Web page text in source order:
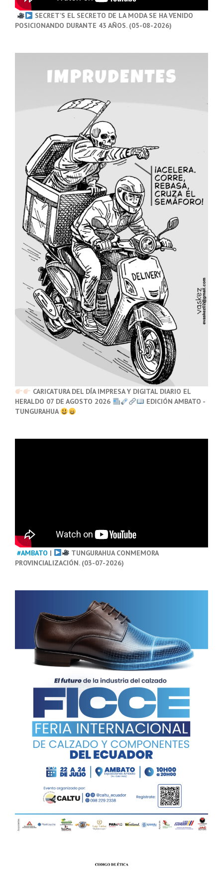
SECRET’S EL SECRETO DE LA MODA SE HA VENIDO
POSICIONANDO DURANTE 43 AÑOS. (05-08-2026)
CARICATURA DEL DÍA IMPRESA Y DIGITAL DIARIO EL
HERALDO 07 DE AGOSTO 2026
EDICIÓN AMBATO -
TUNGURAHUA
#AMBATO |
TUNGURAHUA CONMEMORA
PROVINCIALIZACIÓN. (03-07-2026)